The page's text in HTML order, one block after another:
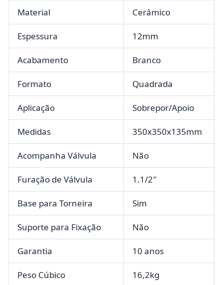
Material
Cerâmico
Espessura 12mm
Acabamento Branco
Formato Quadrada
Aplicação Sobrepor/Apoio
Medidas 350x350x135mm
Acompanha Válvula Não
Furação de Válvula 1.1/2″
Base para Torneira Sim
Suporte para Fixação Não
Garantia 10 anos
Peso Cúbico 16,2kg